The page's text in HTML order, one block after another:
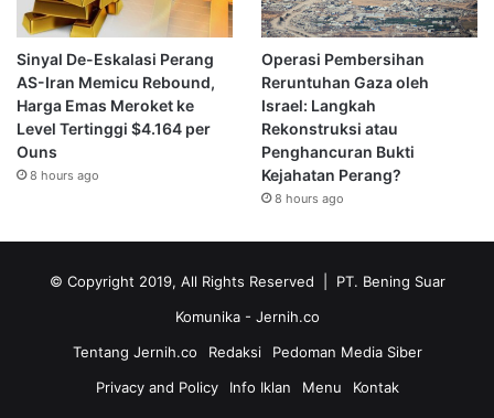
Sinyal De-Eskalasi Perang
AS-Iran Memicu Rebound,
Harga Emas Meroket ke
Level Tertinggi $4.164 per
Ouns
8 hours ago
Operasi Pembersihan
Reruntuhan Gaza oleh
Israel: Langkah
Rekonstruksi atau
Penghancuran Bukti
Kejahatan Perang?
8 hours ago
© Copyright 2019, All Rights Reserved | PT. Bening Suar
Komunika - Jernih.co
Tentang Jernih.co
Redaksi
Pedoman Media Siber
Privacy and Policy
Info Iklan Menu Kontak